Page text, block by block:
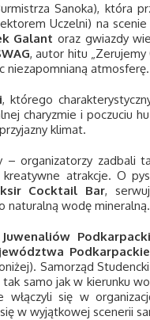
Sanoka), która
Uczelni) na
Galantoraz gwiazdy
, autor hitu
niezapomnianą atmosferę.
, którego
charyzmie i poczuciu
klimat.
organizatorzy zadbali
atrakcje. O
Cocktail Bar,
naturalną wodę mineralną.
Samorząd
samo jak w kierunku
się w
w wyjątkowej scenerii